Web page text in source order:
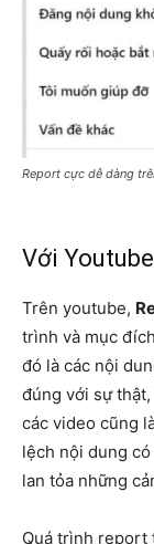
Report cực dễ dàng
Với
Trên youtube,
trình và mục
đó là các nội
đúng với sự
các video cũng
lệch nội dung
lan tỏa những
Quá trình report